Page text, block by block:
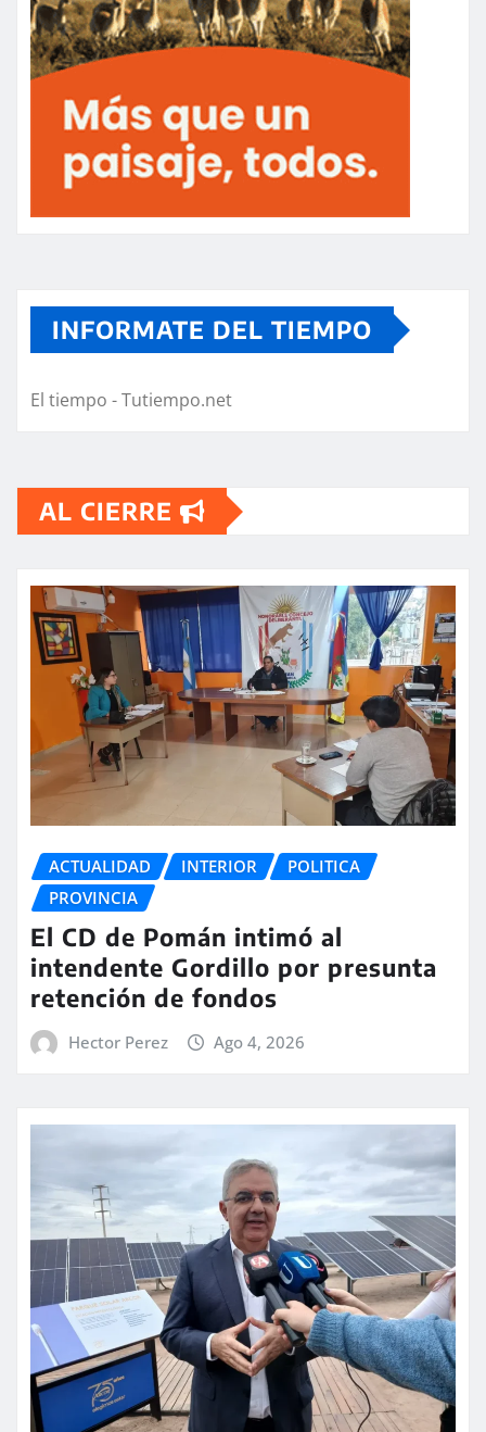
INFORMATE DEL TIEMPO
El tiempo - Tutiempo.net
AL CIERRE
ACTUALIDAD INTERIOR
POLITICA
PROVINCIA
El CD de Pomán intimó al
intendente Gordillo por presunta
retención de fondos
Hector Perez Ago 4, 2026